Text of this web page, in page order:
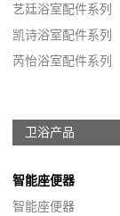
艺廷浴室配件系列
凯诗浴室配件系列
芮怡浴室配件系列
卫浴产品
智能座便器
智能座便器